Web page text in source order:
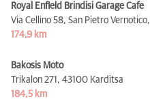
Royal Enfield Brindisi Garage Cafe
Via Cellino 58, San Pietro Vernotico,
174,9 km
Bakosis Moto
Trikalon 271, 43100 Karditsa
184,5 km